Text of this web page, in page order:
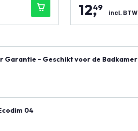
12,
49
incl. BTW
Garantie - Geschikt voor de Badkamer
04